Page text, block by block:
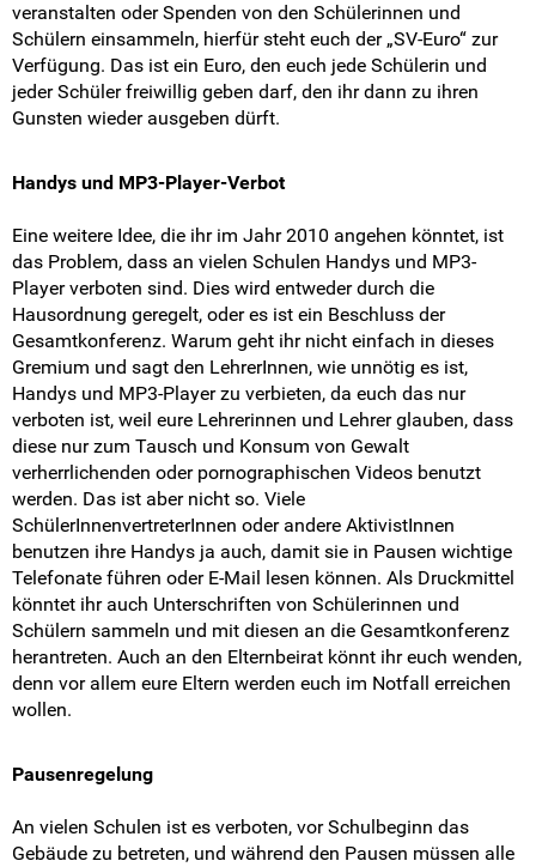
SV-Tipp 1
SV-Tipp 2
SV-Tipp 4
SV-Tipp 5
SV-Tipp 6
SV-Tipp 7
SV-Tipp 8
SV-Tipp 9
SV-Tipp 10
SV-Tipp 11
SV-Tipp 12
SV-Tipp 13
SV-Tipp 14
SV-Tipp 15
veranstalten oder Spenden von den Schülerinnen und
Schülern einsammeln, hierfür steht euch der „SV-Euro“ zur
Verfügung. Das ist ein Euro, den euch jede Schülerin und
jeder Schüler freiwillig geben darf, den ihr dann zu ihren
Gunsten wieder ausgeben dürft.
Handys und MP3-Player-Verbot
Eine weitere Idee, die ihr im Jahr 2010 angehen könntet, ist
das Problem, dass an vielen Schulen Handys und MP3-
Player verboten sind. Dies wird entweder durch die
Hausordnung geregelt, oder es ist ein Beschluss der
Gesamtkonferenz. Warum geht ihr nicht einfach in dieses
Gremium und sagt den LehrerInnen, wie unnötig es ist,
Handys und MP3-Player zu verbieten, da euch das nur
verboten ist, weil eure Lehrerinnen und Lehrer glauben, dass
diese nur zum Tausch und Konsum von Gewalt
verherrlichenden oder pornographischen Videos benutzt
werden. Das ist aber nicht so. Viele
SchülerInnenvertreterInnen oder andere AktivistInnen
benutzen ihre Handys ja auch, damit sie in Pausen wichtige
Telefonate führen oder E-Mail lesen können. Als Druckmittel
könntet ihr auch Unterschriften von Schülerinnen und
Schülern sammeln und mit diesen an die Gesamtkonferenz
herantreten. Auch an den Elternbeirat könnt ihr euch wenden,
denn vor allem eure Eltern werden euch im Notfall erreichen
wollen.
Pausenregelung
An vielen Schulen ist es verboten, vor Schulbeginn das
Gebäude zu betreten, und während den Pausen müssen alle